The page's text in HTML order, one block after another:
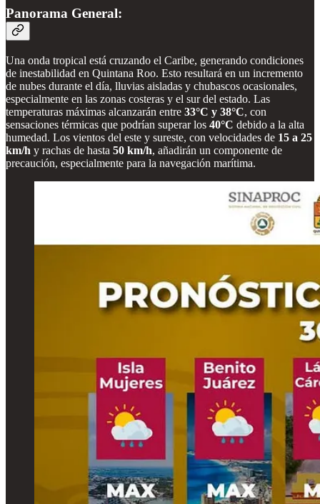
Panorama General:
Una onda tropical está cruzando el Caribe, generando condiciones
de inestabilidad en Quintana Roo. Esto resultará en un incremento
de nubes durante el día, lluvias aisladas y chubascos ocasionales,
especialmente en las zonas costeras y el sur del estado. Las
temperaturas máximas alcanzarán entre 33°C y 38°C, con
sensaciones térmicas que podrían superar los 40°C debido a la alta
humedad. Los vientos del este y sureste, con velocidades de 15 a 25
km/h y rachas de hasta 50 km/h, añadirán un componente de
precaución, especialmente para la navegación marítima.